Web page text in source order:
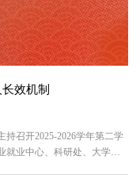
效机制
召开2025-2026学年第二学
就业中心、科研处、大学生